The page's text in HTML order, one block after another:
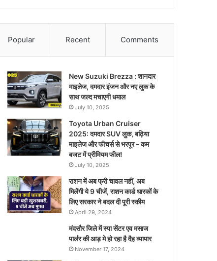
Popular Recent Comments
New Suzuki Brezza : शानदार
माइलेज, दमदार इंजन और नए लुक के
साथ जल्द मचाएगी धमाल
July 10, 2025
Toyota Urban Cruiser
2025: दमदार SUV लुक, बढ़िया
माइलेज और फीचर्स से भरपूर – कम
बजट में प्रीमियम फील!
July 10, 2025
राशन में अब फ्री चावल नहीं, अब
मिलेंगी ये 9 चीजें, राशन कार्ड धारकों के
लिए सरकार ने बदल दी पूरी स्कीम
April 29, 2024
मंदसौर जिले में स्पा सेंटर एव मसाज
पार्लर की आड़ मे हो रहा है दैह व्यापार
November 17, 2024